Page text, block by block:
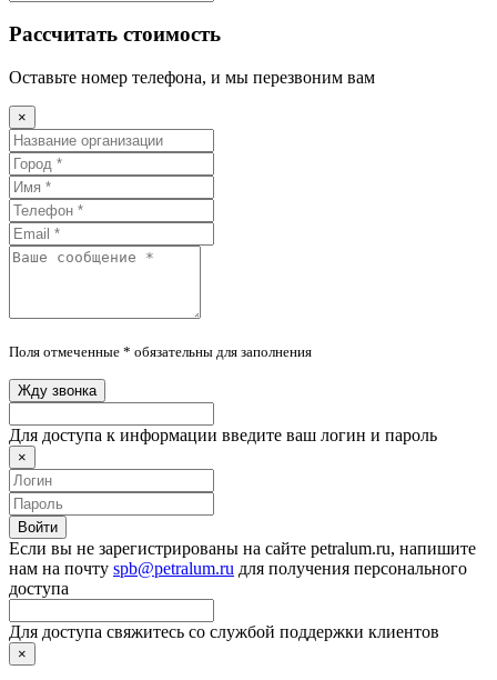
Рассчитать стоимость
Оставьте номер телефона, и мы перезвоним вам
×
Поля отмеченные * обязательны для заполнения
Жду звонка
Для доступа к информации введите ваш логин и пароль
×
Войти
Если вы не зарегистрированы на сайте petralum.ru, напишите
нам на почту spb@petralum.ru для получения персонального
доступа
Для доступа свяжитесь со службой поддержки клиентов
×